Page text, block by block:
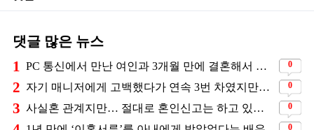
댓글 많은 뉴스
1 PC 통신에서 만난 여인과 3개월 만에 결혼해서 잘 살고 있는 배우 0
2 자기 매니저에게 고백했다가 연속 3번 차였지만… 결국 결혼에 성공한 배우 0
3 사실혼 관계지만… 절대로 혼인신고는 하고 있지 않다는 배우 0
0